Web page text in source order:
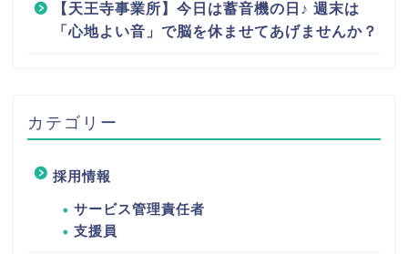
【天王寺事業所】今日は蓄音機の日♪ 週末は
「心地よい音」で脳を休ませてあげませんか？
カテゴリー
採用情報
サービス管理責任者
支援員